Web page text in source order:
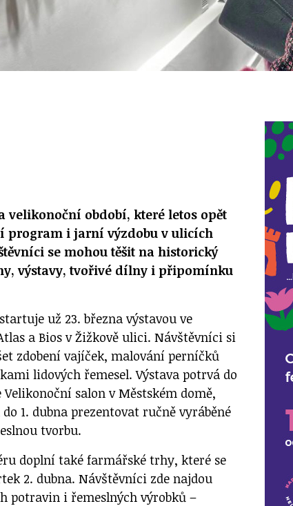
velikonoční období, které letos opět
program i jarní výzdobu v ulicích
se mohou těšit na historický
výstavy, tvořivé dílny i připomínku
už 23. března výstavou ve
a Bios v Žižkově ulici. Návštěvníci si
zdobení vajíček, malování perníčků
lidových řemesel. Výstava potrvá do
Velikonoční salon v Městském domě,
1. dubna prezentovat ručně vyráběné
tvorbu.
doplní také farmářské trhy, které se
2. dubna. Návštěvníci zde najdou
potravin i řemeslných výrobků –